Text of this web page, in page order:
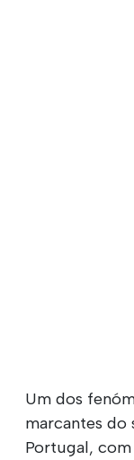
Um dos
marcantes
Portugal,